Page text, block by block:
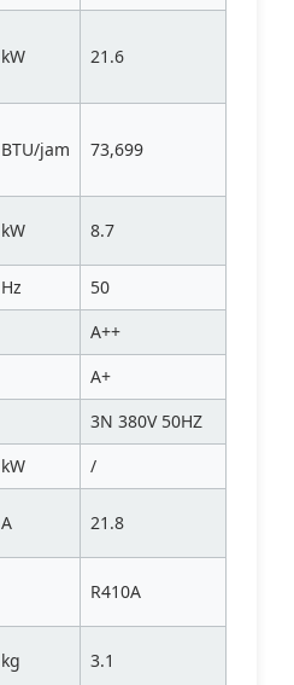
kW 21.6
BTU/jam 73,699
kW 8.7
Hz
50
A++
A+
3N 380V 50HZ
kW
/
A 21.8
R410A
kg 3.1